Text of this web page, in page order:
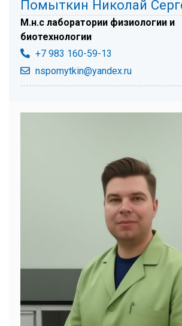
Помыткин Николай
М.н.с лаборатории физиологии и
биотехнологии
+7 983 160-59-13
nspomytkin@yandex.ru